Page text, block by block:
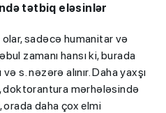
tətbiq eləsinlər
sadəcə humanitar və
zamanı hansı ki, burada
s. nəzərə alınır. Daha yaxşı
doktorantura mərhələsində
daha çox elmi